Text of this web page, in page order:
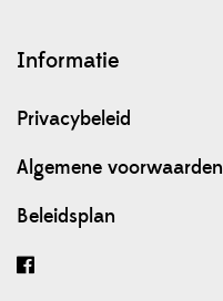
Informatie
Privacybeleid
Algemene voorwaarden
Beleidsplan